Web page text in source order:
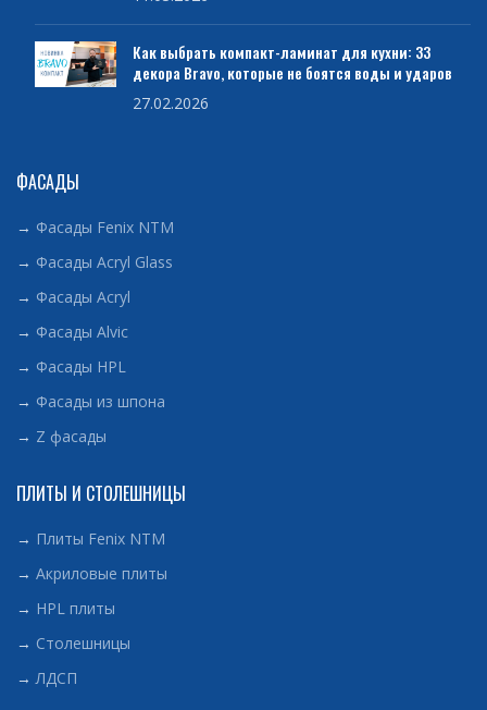
Как выбрать компакт-ламинат для кухни: 33
декора Bravo, которые не боятся воды и ударов
27.02.2026
ФАСАДЫ
→ Фасады Fenix NTM
→ Фасады Acryl Glass
→ Фасады Acryl
→ Фасады Alvic
→ Фасады HPL
→ Фасады из шпона
→ Z фасады
ПЛИТЫ И СТОЛЕШНИЦЫ
→ Плиты Fenix NTM
→ Акриловые плиты
→ HPL плиты
→ Столешницы
→ЛДСП